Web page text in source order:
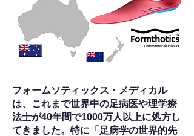
フォームソティックス・メディカル
は、これまで世界中の足病医や理学療
法士が40年間で1000万人以上に処方し
てきました。特に「足病学の世界的先